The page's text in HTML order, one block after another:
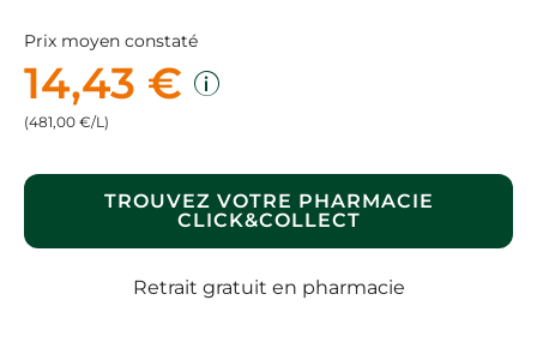
Prix moyen constaté
14,43 €
(481,00 €/L)
TROUVEZ VOTRE PHARMACIE
CLICK&COLLECT
Retrait gratuit en pharmacie